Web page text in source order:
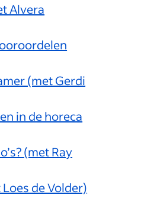
Alvera
(met Gerdi
in de horeca
(met Ray
de Volder)